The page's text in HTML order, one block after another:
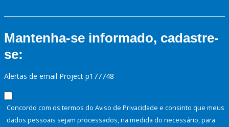
Mantenha-se informado, cadastre-
se:
Alertas de email Project p177748
Concordo com os termos do Aviso de Privacidade e consinto que meus
dados pessoais sejam processados, na medida do necessário, para